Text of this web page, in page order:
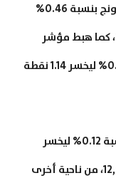
انخفض مؤشر هانج سينج لأسهم هونج كونج بنسبة 0.46%
ليخسر 116.76 نقطة وصولاً إلى 25,214.20، كما هبط مؤشر
كوسبي لأسهم كوريا الجنوبية بنسبة 0.04% ليخسر 1.14 نقطة
تراجع مؤشر NZX 50 لأسهم نيوزيلندا بنسبة 0.12% ليخسر
15.77 نقطة وصولاً إلى المستوى 12,996.42، من ناحية أخرى